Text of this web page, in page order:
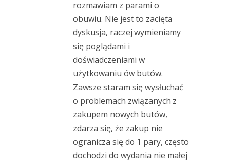
rozmawiam z parami o
obuwiu. Nie jest to zacięta
dyskusja, raczej wymieniamy
się poglądami i
doświadczeniami w
użytkowaniu ów butów.
Zawsze staram się wysłuchać
o problemach związanych z
zakupem nowych butów,
zdarza się, że zakup nie
ogranicza się do 1 pary, często
dochodzi do wydania nie małej